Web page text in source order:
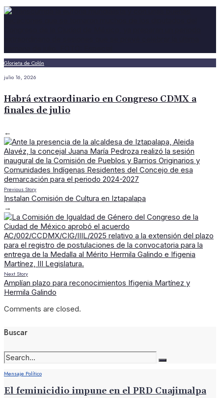
Glorieta de Colón
julio 16, 2026
Habrá extraordinario en Congreso CDMX a
finales de julio
←
Previous Story
Instalan Comisión de Cultura en Iztapalapa
→
Next Story
Amplían plazo para reconocimientos Ifigenia Martínez y
Hermila Galindo
Comments are closed.
Buscar
Mensaje Político
El feminicidio impune en el PRD Cuajimalpa